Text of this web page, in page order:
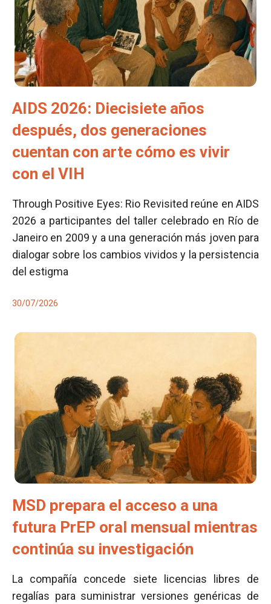
AIDS 2026: Diecisiete años
después, dos generaciones
cuentan con arte cómo es vivir
con el VIH
Through Positive Eyes: Rio Revisited reúne en AIDS
2026 a participantes del taller celebrado en Río de
Janeiro en 2009 y a una generación más joven para
dialogar sobre los cambios vividos y la persistencia
del estigma
30/07/2026
MSD prepara el acceso a una
futura PrEP oral mensual mientras
continúa su investigación
La compañía concede siete licencias libres de
regalías para suministrar versiones genéricas de